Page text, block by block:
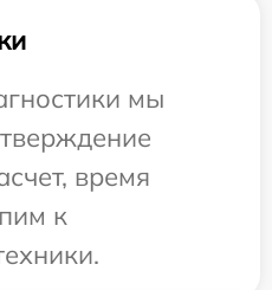
мы
время
к